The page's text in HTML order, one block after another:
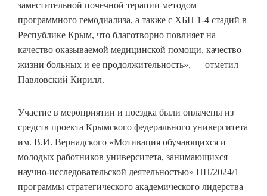
заместительной почечной терапии методом
программного гемодиализа, а также с ХБП 1-4 стадий в
Республике Крым, что благотворно повлияет на
качество оказываемой медицинской помощи, качество
жизни больных и ее продолжительность», — отметил
Павловский Кирилл.
Участие в мероприятии и поездка были оплачены из
средств проекта Крымского федерального университета
им. В.И. Вернадского «Мотивация обучающихся и
молодых работников университета, занимающихся
научно-исследовательской деятельностью» НП/2024/1
программы стратегического академического лидерства